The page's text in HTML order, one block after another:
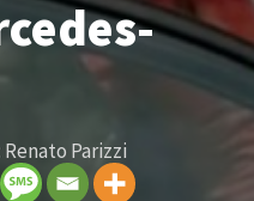
Renato Parizzi